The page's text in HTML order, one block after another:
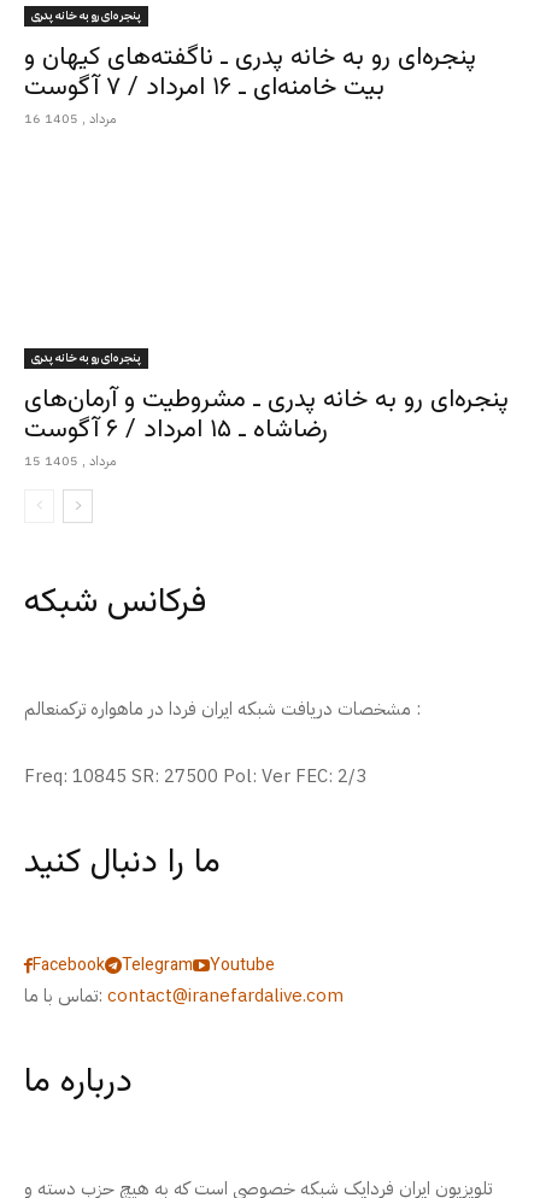
پنجره‌ای رو به خانه پدری
پنجره‌ای رو به خانه پدری ـ ناگفته‌های کیهان و
بیت خامنه‌ای ـ ۱۶ امرداد / ۷ آگوست
16 مرداد , 1405
پنجره‌ای رو به خانه پدری
پنجره‌ای رو به خانه پدری ـ مشروطیت و آرمان‌های
رضاشاه ـ ۱۵ امرداد / ۶ آگوست
15 مرداد , 1405
فرکانس شبکه
مشخصات دریافت شبکه ایران فردا در ماهواره ترکمنعالم :
Freq: 10845 SR: 27500 Pol: Ver FEC: 2/3
ما را دنبال کنید
Facebook Telegram
Youtube
تماس با ما: contact@iranefardalive.com
درباره ما
تلویزیون ایران فردایک شبکه خصوصی است که به هیچ حزب دسته و